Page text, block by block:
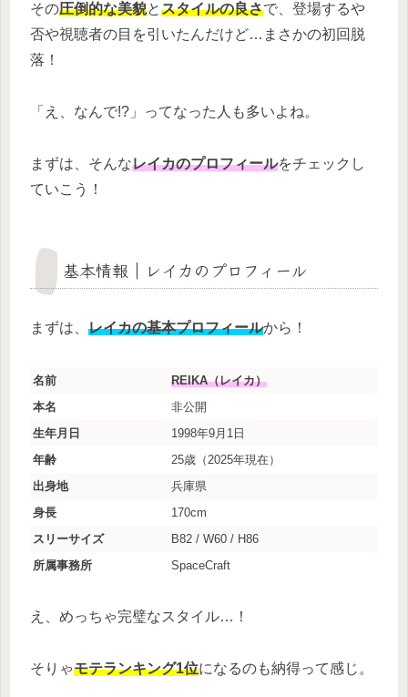
その圧倒的な美貌とスタイルの良さで、登場するや
否や視聴者の目を引いたんだけど…まさかの初回脱
落！
「え、なんで!?」ってなった人も多いよね。
まずは、そんなレイカのプロフィールをチェックし
ていこう！
基本情報｜レイカのプロフィール
まずは、 レイカの基本プロフィールから！
名前
REIKA（レイカ）
本名
非公開
生年月日
1998年9月1日
年齢
25歳（2025年現在）
出身地
兵庫県
身長
170cm
スリーサイズ
B82 / W60 / H86
所属事務所
SpaceCraft
え、めっちゃ完璧なスタイル…！
そりゃモテランキング1位になるのも納得って感じ。